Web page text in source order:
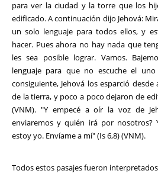
para ver la ciudad y la torre que los
edificado. A continuación dijo Jehová:
un solo lenguaje para todos ellos, y
hacer. Pues ahora no hay nada que
les sea posible lograr. Vamos.
lenguaje para que no escuche el
consiguiente, Jehová los esparció
de la tierra, y poco a poco dejaron de
(VNM). "Y empecé a oír la voz de
enviaremos y quién irá por nosotros?
estoy yo. Envíame a mí" (Is 6,8) (VNM).
Todos estos pasajes fueron